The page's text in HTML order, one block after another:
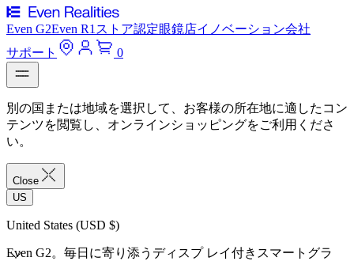
Even G2Even R1 ストア認定眼鏡店イノベーション会社
サポート
0
別の国または地域を選択して、お客様の所在地に適したコン
テンツを閲覧し、オンラインショッピングをご利用くださ
い。
Close
US
United States (USD $)
Even G2。毎日に寄り添うディスプ レイ付きスマートグラ